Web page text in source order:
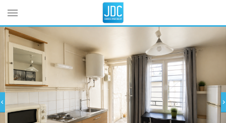
Cookies management panel